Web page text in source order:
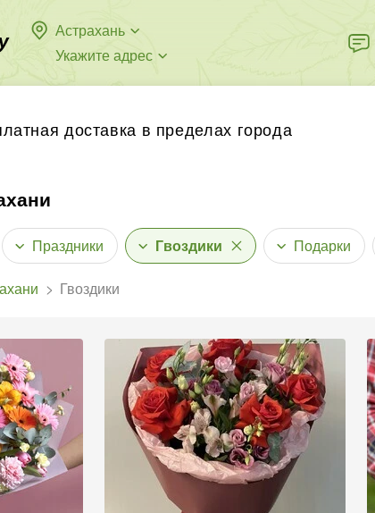
Астрахань
Укажите адрес
доставка в пределах города
к оплате банковские карты любых стран
Праздники Гвоздики Подарки
Гвоздики